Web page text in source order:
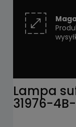
Lampa
31976-